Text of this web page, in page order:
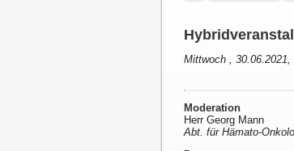
Mittwoch , 30.06.2021,
Moderation
Herr Georg Mann
Abt. für Hämato-